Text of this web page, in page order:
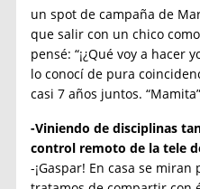
un spot de campaña de
que salir con un chico
pensé: “¡¿Qué voy a hacer
lo conocí de pura
casi 7 años juntos.
-Viniendo de disciplinas
control remoto de la tele
-¡Gaspar! En casa se